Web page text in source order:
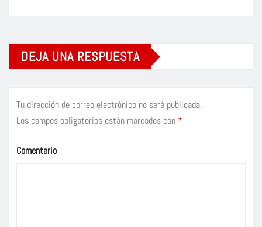
DEJA UNA RESPUESTA
Tu dirección de correo electrónico no será publicada.
Los campos obligatorios están marcados con *
Comentario